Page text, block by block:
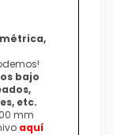
bajo
etc.
mm
aquí